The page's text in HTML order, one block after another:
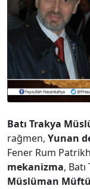
Batı Trakya
rağmen, Yunan
Fener Rum
mekanizma,
Müslüman